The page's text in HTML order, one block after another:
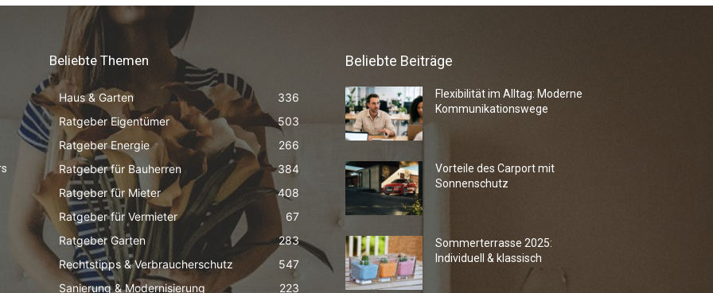
Beliebte Themen
Haus & Garten
336
Ratgeber Eigentümer
503
Ratgeber Energie
266
Ratgeber für Bauherren
384
Ratgeber für Mieter
408
Ratgeber für Vermieter
67
Ratgeber Garten
283
Rechtstipps & Verbraucherschutz
547
Sanierung & Modernisierung
223
Beliebte Beiträge
Flexibilität im Alltag: Moderne
Kommunikationswege
Vorteile des Carport mit
Sonnenschutz
Sommerterrasse 2025:
Individuell & klassisch